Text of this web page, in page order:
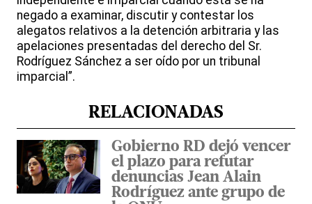
negado a examinar, discutir y contestar los
alegatos relativos a la detención arbitraria y las
apelaciones presentadas del derecho del Sr.
Rodríguez Sánchez a ser oído por un tribunal
imparcial”.
RELACIONADAS
Gobierno RD dejó vencer
el plazo para refutar
denuncias Jean Alain
Rodríguez ante grupo de